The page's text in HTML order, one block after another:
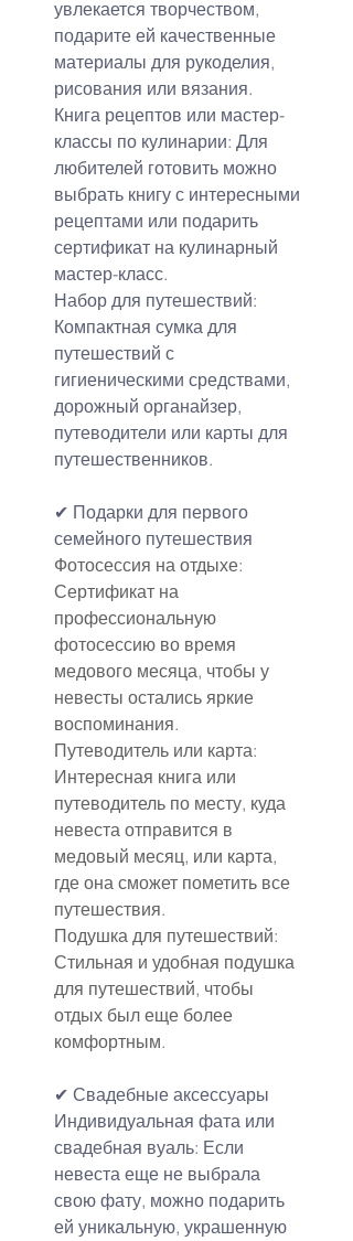
увлекается творчеством,
подарите ей качественные
материалы для рукоделия,
рисования или вязания.
Книга рецептов или мастер-
классы по кулинарии: Для
любителей готовить можно
выбрать книгу с интересными
рецептами или подарить
сертификат на кулинарный
мастер-класс.
Набор для путешествий:
Компактная сумка для
путешествий с
гигиеническими средствами,
дорожный органайзер,
путеводители или карты для
путешественников.
✔ Подарки для первого
семейного путешествия
Фотосессия на отдыхе:
Сертификат на
профессиональную
фотосессию во время
медового месяца, чтобы у
невесты остались яркие
воспоминания.
Путеводитель или карта:
Интересная книга или
путеводитель по месту, куда
невеста отправится в
медовый месяц, или карта,
где она сможет пометить все
путешествия.
Подушка для путешествий:
Стильная и удобная подушка
для путешествий, чтобы
отдых был еще более
комфортным.
✔ Свадебные аксессуары
Индивидуальная фата или
свадебная вуаль: Если
невеста еще не выбрала
свою фату, можно подарить
ей уникальную, украшенную